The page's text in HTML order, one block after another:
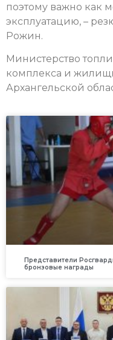
поэтому важно как
эксплуатацию, –
Рожин.
Министерство
комплекса и
Архангельской
Представители
бронзовые награды